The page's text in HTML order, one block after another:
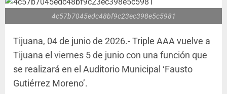
4c57b7045edc48bf9c23ec398e5c5981
Tijuana, 04 de junio de 2026.- Triple AAA vuelve a
Tijuana el viernes 5 de junio con una función que
se realizará en el Auditorio Municipal ‘Fausto
Gutiérrez Moreno’.